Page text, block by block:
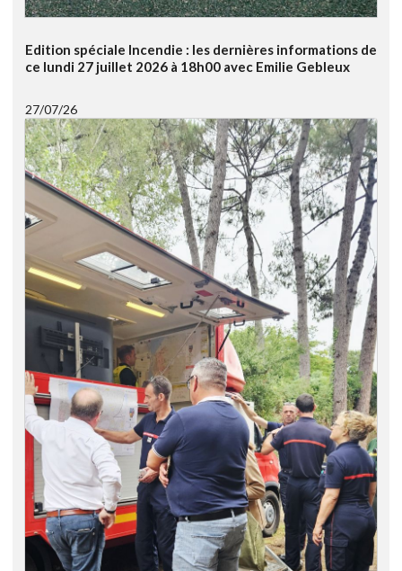
Edition spéciale Incendie : les dernières informations de
ce lundi 27 juillet 2026 à 18h00 avec Emilie Gebleux
27/07/26